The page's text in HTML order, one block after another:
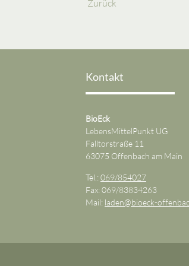
Zurück
Kontakt
BioEck
LebensMittelPunkt UG
Falltorstraße 11
63075 Offenbach am Main
Tel.: 069/854027
Fax: 069/83834263
Mail: laden@bioeck-